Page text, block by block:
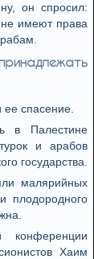
он спросил:
имеют права
спасение.
в Палестине
и арабов
государства.
малярийных
плодородного
Хаим